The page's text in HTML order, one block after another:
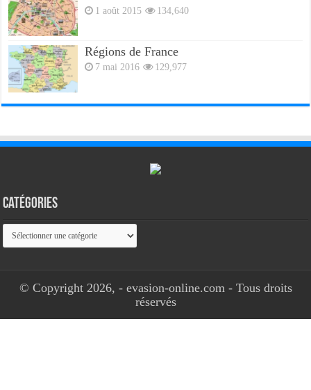
1 août 2015 134,640
Régions de France
7 mai 2016 129,977
Catégories
Catégories
© Copyright 2026, - evasion-online.com - Tous droits
réservés